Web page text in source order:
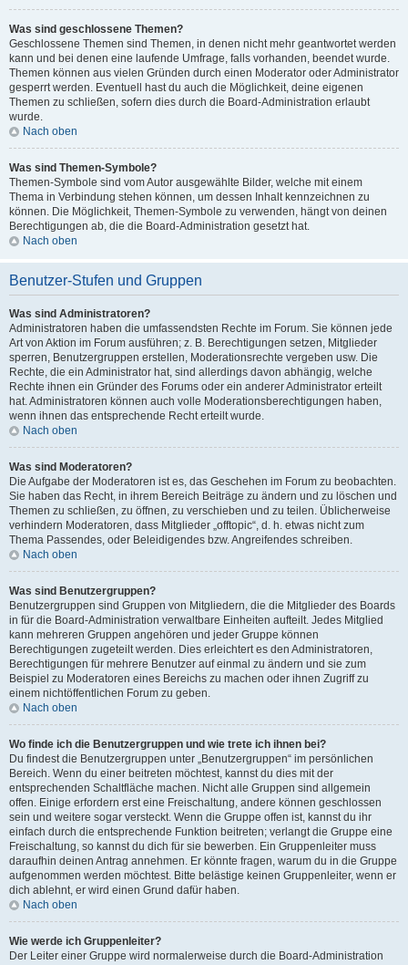
Was sind geschlossene Themen?
Geschlossene Themen sind Themen, in denen nicht mehr geantwortet werden
kann und bei denen eine laufende Umfrage, falls vorhanden, beendet wurde.
Themen können aus vielen Gründen durch einen Moderator oder Administrator
gesperrt werden. Eventuell hast du auch die Möglichkeit, deine eigenen
Themen zu schließen, sofern dies durch die Board-Administration erlaubt
wurde.
Nach oben
Was sind Themen-Symbole?
Themen-Symbole sind vom Autor ausgewählte Bilder, welche mit einem
Thema in Verbindung stehen können, um dessen Inhalt kennzeichnen zu
können. Die Möglichkeit, Themen-Symbole zu verwenden, hängt von deinen
Berechtigungen ab, die die Board-Administration gesetzt hat.
Nach oben
Benutzer-Stufen und Gruppen
Was sind Administratoren?
Administratoren haben die umfassendsten Rechte im Forum. Sie können jede
Art von Aktion im Forum ausführen; z. B. Berechtigungen setzen, Mitglieder
sperren, Benutzergruppen erstellen, Moderationsrechte vergeben usw. Die
Rechte, die ein Administrator hat, sind allerdings davon abhängig, welche
Rechte ihnen ein Gründer des Forums oder ein anderer Administrator erteilt
hat. Administratoren können auch volle Moderationsberechtigungen haben,
wenn ihnen das entsprechende Recht erteilt wurde.
Nach oben
Was sind Moderatoren?
Die Aufgabe der Moderatoren ist es, das Geschehen im Forum zu beobachten.
Sie haben das Recht, in ihrem Bereich Beiträge zu ändern und zu löschen und
Themen zu schließen, zu öffnen, zu verschieben und zu teilen. Üblicherweise
verhindern Moderatoren, dass Mitglieder „offtopic“, d. h. etwas nicht zum
Thema Passendes, oder Beleidigendes bzw. Angreifendes schreiben.
Nach oben
Was sind Benutzergruppen?
Benutzergruppen sind Gruppen von Mitgliedern, die die Mitglieder des Boards
in für die Board-Administration verwaltbare Einheiten aufteilt. Jedes Mitglied
kann mehreren Gruppen angehören und jeder Gruppe können
Berechtigungen zugeteilt werden. Dies erleichtert es den Administratoren,
Berechtigungen für mehrere Benutzer auf einmal zu ändern und sie zum
Beispiel zu Moderatoren eines Bereichs zu machen oder ihnen Zugriff zu
einem nichtöffentlichen Forum zu geben.
Nach oben
Wo finde ich die Benutzergruppen und wie trete ich ihnen bei?
Du findest die Benutzergruppen unter „Benutzergruppen“ im persönlichen
Bereich. Wenn du einer beitreten möchtest, kannst du dies mit der
entsprechenden Schaltfläche machen. Nicht alle Gruppen sind allgemein
offen. Einige erfordern erst eine Freischaltung, andere können geschlossen
sein und weitere sogar versteckt. Wenn die Gruppe offen ist, kannst du ihr
einfach durch die entsprechende Funktion beitreten; verlangt die Gruppe eine
Freischaltung, so kannst du dich für sie bewerben. Ein Gruppenleiter muss
daraufhin deinen Antrag annehmen. Er könnte fragen, warum du in die Gruppe
aufgenommen werden möchtest. Bitte belästige keinen Gruppenleiter, wenn er
dich ablehnt, er wird einen Grund dafür haben.
Nach oben
Wie werde ich Gruppenleiter?
Der Leiter einer Gruppe wird normalerweise durch die Board-Administration